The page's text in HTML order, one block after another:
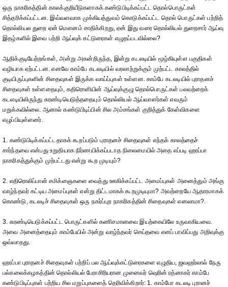
ஒரு நாகரிகத்தின் காலக்குறியீடுகளாகக் கண்டுபிடிக்கப்பட்ட தொல்பொருட்கள்
சித்தரிக்கப்பட்டன. இவ்வளவாக முக்கியத்துவம் கொடுக்கப்பட்ட தொல் பொருட்கள் பற்றித்
தொல்லியல துறை ஏன் மௌனம் சாதிக்கிறது, ஏன் இது வரை தொல்லியல் துறைசார் ஆய்வு
இதழ்களில் இவை பற்றி ஆய்வுக் கட்டுரைகள் எழுதப்படவில்லை?
ஆதிக்குடியேற்றங்கள், அன்று அகன்றிருந்த, இன்று கடலடியில் மூழ்கியுள்ள பகுதிகள்
வழியாக ஏற்பட்டன. எனவே காம்பே கடலடியில் வரலாற்றுக்கும் முற்பட்ட காலத்தில்
குடியிருப்புகளின் சிதைவுகள் இருக்க வாய்ப்புகள் உள்ளன. காம்பே கடலடியில் புராதனச்
சிதைவுகள் உள்ளதையும், கதிரொளியின் ஆய்வுக்குழு தொல்பொருட்கள் பலவற்றைக்
கடலடியிலிருந்து சுரண்டியெடுத்ததையும் தொல்லியல் ஆய்வாளர்கள் எவரும்
மறுக்கவில்லை. ஆனால் கண்டுபிடிப்பின் சில அம்சங்கள் குறித்துக் கேள்விகளை
எழுப்பியுள்ளனர்.
1. கண்டுபிடிக்கப்பட்டதாகக் கூறப்படும் புராதனச் சிதைவுகள் எந்தக் காலத்தைச்
சார்ந்தவை என்பது உறுதியாக நிர்ணயிக்கப்படாத நிலைமையில் அதை எப்படி ஹரப்பா
நாகரிகத்துக்கும் முற்பட்டது என்று கூற முடியும்?
2. எதிரொலிப்பான் சமிக்ஞைகளை வைத்து ஊகிக்கப்பட்ட அமைப்புகள் அனைத்தும் அங்கு
வாழ்ந்தவர் கட்டிய அமைப்புகள் என்று திட்டமாகக் கூறமுடியுமா? அவற்றையே ஆதாரமாகக்
கொண்டு, கடலடிச் சிதைவுகள் ஒரு நகர்ப்புற நாகரிகத்தின் சிதைவுகள் எனலாமா?.
3. சுரண்டியெடுக்கப்பட்ட பொருட்களில் கணிசமானவை இயற்கையிலே உருவாகியவை.
அவை அனைத்தையும் காம்பேயில் அன்று வாழ்ந்தவர் செய்தவை எனப் பாவிப்பது அறிவுக்கு
ஒவ்வாதது.
ஹரப்பா புராதனச் சிதைவுகள் பற்றிப் பல ஆய்வுக்கட்டுரைகளை எழுதிய, ஜவஹர்லால் நேரு
பல்கலைக்கழகத்தின் தொல்லியல் பேராசிரியரான முனைவர் ஷெரின் ரத்னாகர் காம்பே
கண்டுபிடிப்புகள் பற்றிய சில மறுப்புகளைத் தெரிவிக்கிறார்: 1. காம்போ கடலடி புரானச்